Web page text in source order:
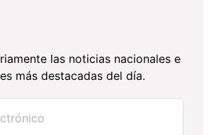
las noticias nacionales e
más destacadas del día.